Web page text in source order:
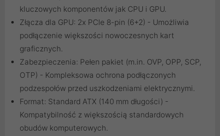
kluczowych komponentów jak CPU i GPU.
Złącza dla GPU: 2x PCIe 8-pin (6+2) - Umożliwia
podłączenie większości nowoczesnych kart
graficznych.
Zabezpieczenia: Pełen pakiet (m.in. OVP, OPP, SCP,
OTP) - Kompleksowa ochrona podłączonych
podzespołów przed uszkodzeniami elektrycznymi.
Format: Standard ATX (140 mm długości) -
Kompatybilność z większością standardowych
obudów komputerowych.